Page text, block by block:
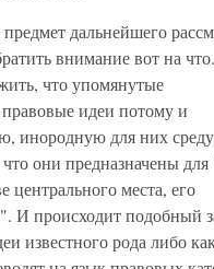
дальнейшего
внимание вот на
что упомянутые
идеи потому и
инородную для них
они предна­значены для
центрального места, его
И происходит подобный
известного рода либо